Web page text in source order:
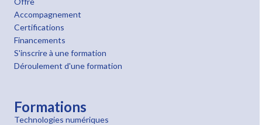
Accompagnement
Certifications
Financements
S'inscrire à une formation
Déroulement d'une formation
Formations
Technologies numériques